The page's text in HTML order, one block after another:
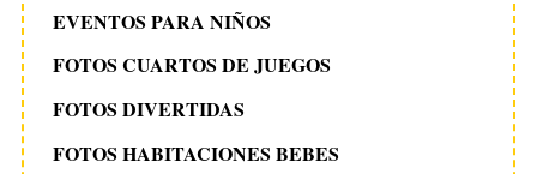
EVENTOS PARA NIÑOS
FOTOS CUARTOS DE JUEGOS
FOTOS DIVERTIDAS
FOTOS HABITACIONES BEBES